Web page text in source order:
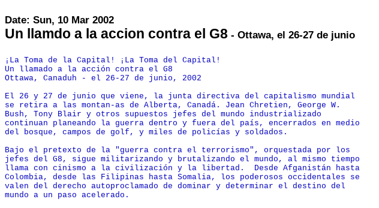
Date: Sun, 10 Mar 2002
Un llamdo a la accion contra el G8 - Ottawa, el 26-27 de junio
¡La Toma de la Capital! ¡La Toma del Capital!
Un llamado a la acción contra el G8
Ottawa, Canaduh - el 26-27 de junio, 2002
El 26 y 27 de junio que viene, la junta directiva del capitalismo mundial
se retira a las montan-as de Alberta, Canadá. Jean Chretien, George W.
Bush, Tony Blair y otros supuestos jefes del mundo industrializado
continuan planeando la guerra dentro y fuera del país, encerrados en medio
del bosque, campos de golf, y miles de policías y soldados.
Bajo el pretexto de la "guerra contra el terrorismo", orquestada por los
jefes del G8, sigue militarizando y brutalizando el mundo, al mismo tiempo
llama con cinismo a la civilización y la libertad.  Desde Afganistán hasta
Colombia, desde las Filipinas hasta Somalia, los poderosos occidentales se
valen del derecho autoproclamado de dominar y determinar el destino del
mundo a un paso acelerado.